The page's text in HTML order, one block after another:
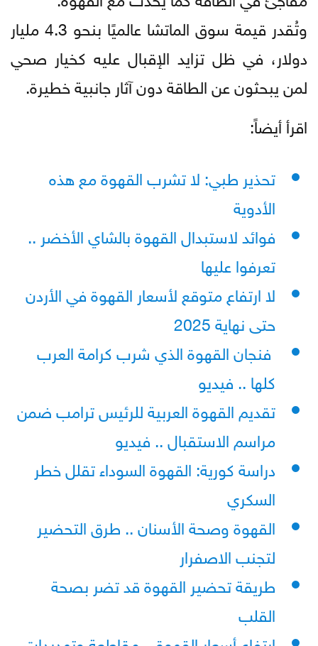
وتُقدر قيمة سوق الماتشا عالميًا بنحو 4.3 مليار
دولار، في ظل تزايد الإقبال عليه كخيار صحي
لمن يبحثون عن الطاقة دون آثار جانبية خطيرة.
اقرأ أيضاً:
تحذير طبي: لا تشرب القهوة مع هذه
الأدوية
فوائد لاستبدال القهوة بالشاي الأخضر ..
تعرفوا عليها
لا ارتفاع متوقع لأسعار القهوة في الأردن
حتى نهاية 2025
فنجان القهوة الذي شرب كرامة العرب
كلها .. فيديو
تقديم القهوة العربية للرئيس ترامب ضمن
مراسم الاستقبال .. فيديو
دراسة كورية: القهوة السوداء تقلل خطر
السكري
القهوة وصحة الأسنان .. طرق التحضير
لتجنب الاصفرار
طريقة تحضير القهوة قد تضر بصحة
القلب